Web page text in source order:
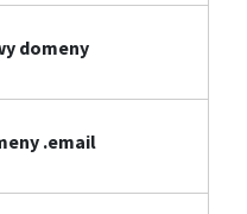
domeny
.email